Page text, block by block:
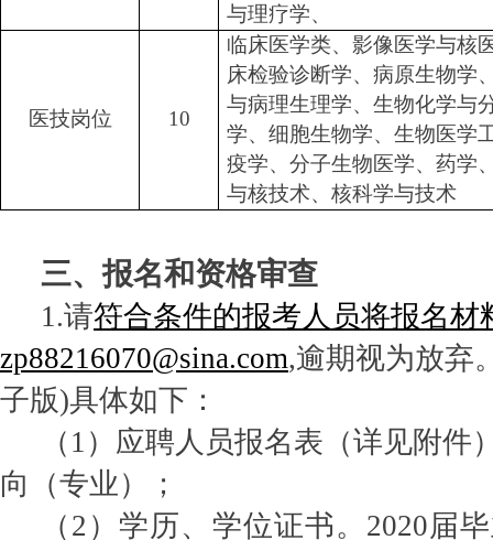
与理疗学、
医技岗位 10
临床医学类、影像医学与核
床检验诊断学、病原生物学
与病理生理学、生物化学与
学、细胞生物学、生物医学
疫学、分子生物医学、药学
与核技术、核科学与技术
三、报名和资格审查
1.请符合条件的报考人员将报名材
zp88216070@sina.com,逾期视为放弃
子版)具体如下：
（ 1）应聘人员报名表（详见附件
向（专业）；
（ 2）学历、学位证书。2020届